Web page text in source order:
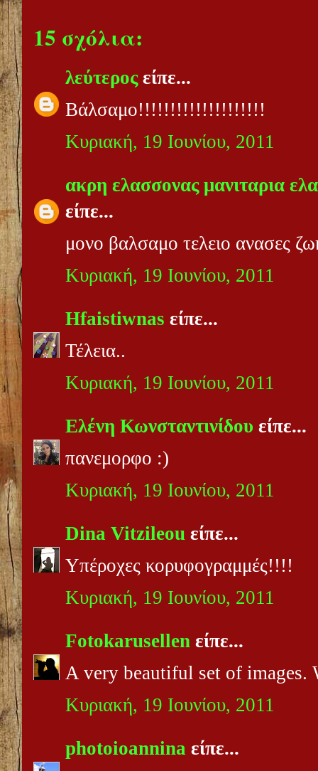
15 σχόλια:
λεύτεροςείπε...
Βάλσαμο!!!!!!!!!!!!!!!!!!!!
Κυριακή, 19 Ιουνίου, 2011
ακρη ελασσονας μανιταρια
είπε...
μονο βαλσαμο τελειο ανασες
Κυριακή, 19 Ιουνίου, 2011
Hfaistiwnas είπε...
Τέλεια..
Κυριακή, 19 Ιουνίου, 2011
Ελένη Κωνσταντινίδου είπε...
πανεμορφο :)
Κυριακή, 19 Ιουνίου, 2011
Dina Vitzileou είπε...
Υπέροχες κορυφογραμμές!!!!
Κυριακή, 19 Ιουνίου, 2011
Fotokarusellen είπε...
A very beautiful set of images.
Κυριακή, 19 Ιουνίου, 2011
photoioannina είπε...